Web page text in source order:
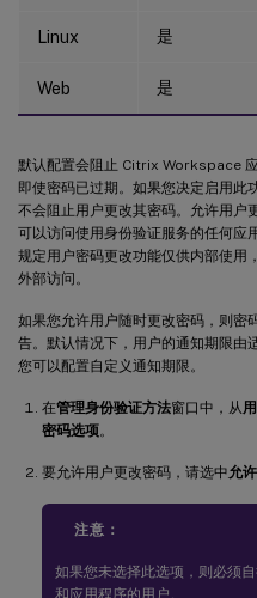
Linux 是
Web 是
默认配置会阻止 Citrix Workspace
即使密码已过期。如果您决定启用此
不会阻止用户更改其密码。允许用户
可以访问使用身份验证服务的任何应
规定用户密码更改功能仅供内部使用
外部访问。
如果您允许用户随时更改密码，则密
告。默认情况下，用户的通知期限由
您可以配置自定义通知期限。
在管理身份验证方法窗口中，从
密码选项。
要允许用户更改密码，请选中允
注意：
如果您未选择此选项，则必须
和应用程序的用户。